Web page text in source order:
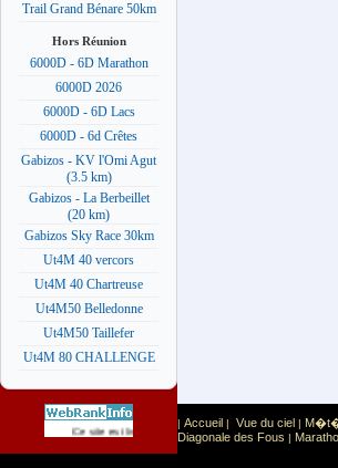
Trail Grand Bénare 50km
Hors Réunion
6000D - 6D Marathon
6000D 2026
6000D - 6D Lacs
6000D - 6d Crêtes
Gabizos - KV l'Omi Agut
(3.5 km)
Gabizos - La Berbeillet
(20 km)
Gabizos Sky Race 30km
Ut4M 40 vercors
Ut4M 40 Chartreuse
Ut4M50 Belledonne
Ut4M50 Taillefer
Ut4M 80 CHALLENGE
Ce site est list� dans la cat�gorie Sport Sports
| Accueil | Vue du ciel |
Diagonale des Fous |